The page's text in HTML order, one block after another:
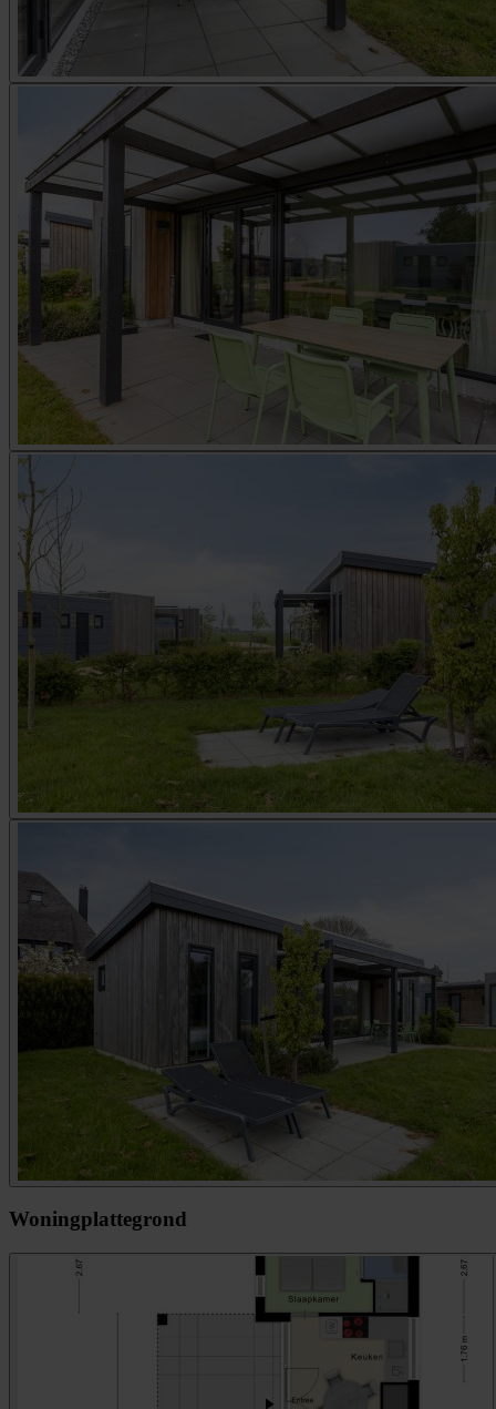
Woningplattegrond